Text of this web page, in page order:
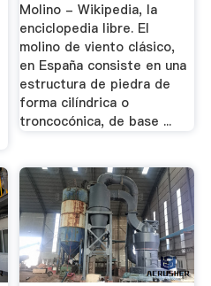
Molino - Wikipedia, la
enciclopedia libre. El
molino de viento clásico,
en España consiste en una
estructura de piedra de
forma cilíndrica o
troncocónica, de base ...